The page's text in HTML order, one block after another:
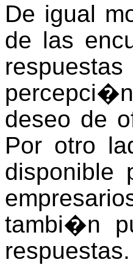
De igual
de las
deseo de
Por otro
disponible
tambi�n
respuestas.